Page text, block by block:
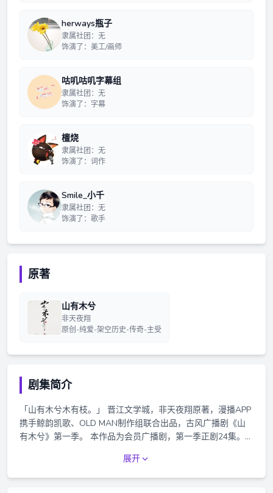
herways瓶子
隶属社团：无
饰演了：美工/画师
咕叽咕叽字幕组
隶属社团：无
饰演了：字幕
檀烧
隶属社团：无
饰演了：词作
Smile_小千
隶属社团：无
饰演了：歌手
原著
山有木兮
非天夜翔
原创-纯爱-架空历史-传奇-主受
剧集简介
「山有木兮木有枝。」 晋江文学城，非天夜翔原著，漫播APP
携手鲸韵凯歌、OLD MAN制作组联合出品，古风广播剧《山
有木兮》第一季。 本作品为会员广播剧，第一季正剧24集。每
展开